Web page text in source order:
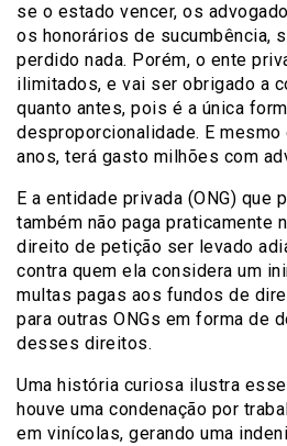
se o estado vencer, os
os honorários de sucumbência,
perdido nada. Porém, o ente
ilimitados, e vai ser obrigado a
quanto antes, pois é a única
desproporcionalidade. E
anos, terá gasto milhões com
E a entidade privada (ONG) que
também não paga praticamente
direito de petição ser levado
contra quem ela considera um
multas pagas aos fundos de
para outras ONGs em forma de
desses direitos.
Uma história curiosa ilustra
houve uma condenação por
em vinícolas, gerando uma